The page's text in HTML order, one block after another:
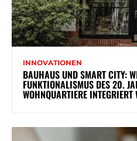
INNOVATIONEN
BAUHAUS UND SMART CITY:
FUNKTIONALISMUS DES 20.
WOHNQUARTIERE INTEGRIERT